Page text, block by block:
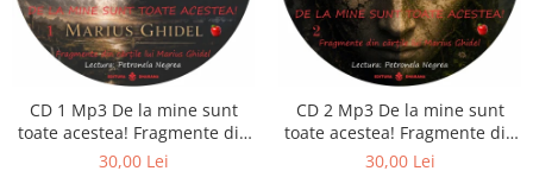
CD 1 Mp3 De la mine sunt
toate acestea! Fragmente din
cărțile lui Marius Ghidel
30,00 Lei
CD 2 Mp3 De la mine sunt
toate acestea! Fragmente din
cărțile lui Marius Ghidel
30,00 Lei